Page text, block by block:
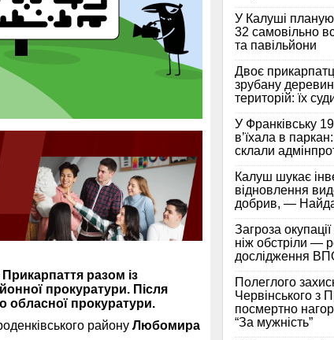
разом із
прокуратури. Після
обласної прокуратури.
району Любомира
У Калуші
32 самовільно
та павільйони
Двоє
зрубану
територій: їх
У Франківську
в’їхала в
склали
Калуш шукає
відновлення
добрив, —
Загроза
ніж обстріли —
дослідження
Полеглого
Червінського з
посмертно
“За мужність”